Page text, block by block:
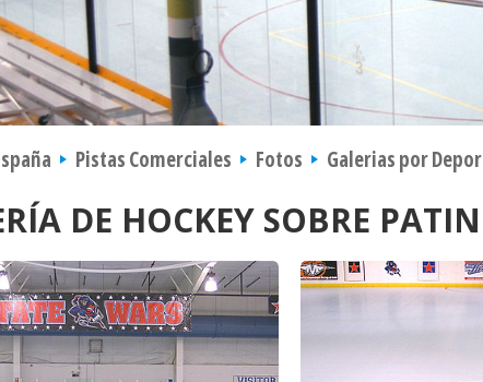
Pistas Comerciales Fotos Galerias por
DE HOCKEY SOBRE